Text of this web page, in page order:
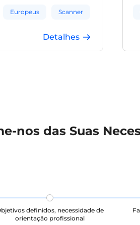
nomes de empresas e
Europeus Scanner
altura dos olhos
Detalhes
nos das Suas
definidos, necessidade de
orientação profissional